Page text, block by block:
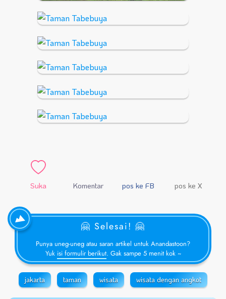
Suka Komentar pos ke FB pos ke X
🤗 Selesai! 🤗
Punya uneg-uneg atau saran artikel untuk Anandastoon?
Yuk isi formulir berikut. Gak sampe 5 menit kok ~
jakarta taman wisata wisata dengan angkot